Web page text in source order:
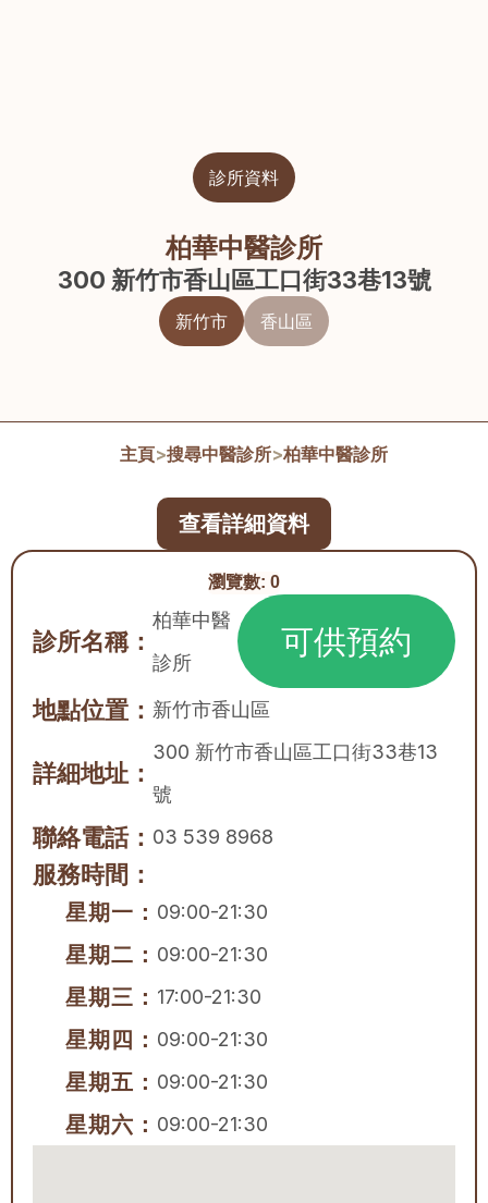
診所資料
柏華中醫診所
300 新竹市香山區工口街33巷13號
新竹市 香山區
主頁>搜尋中醫診所>柏華中醫診所
瀏覽數: 0
診所名稱：
柏華中醫
診所
可供預約
地點位置： 新竹市香山區
詳細地址：
300 新竹市香山區工口街33巷13
號
聯絡電話： 03 539 8968
服務時間：
星期一： 09:00-21:30
星期二： 09:00-21:30
星期三： 17:00-21:30
星期四： 09:00-21:30
星期五： 09:00-21:30
星期六： 09:00-21:30
查看詳細資料